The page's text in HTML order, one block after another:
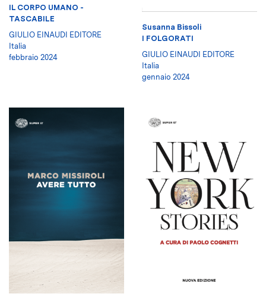
IL CORPO UMANO -
TASCABILE
GIULIO EINAUDI EDITORE
Italia
febbraio 2024
Susanna Bissoli
I FOLGORATI
GIULIO EINAUDI EDITORE
Italia
gennaio 2024